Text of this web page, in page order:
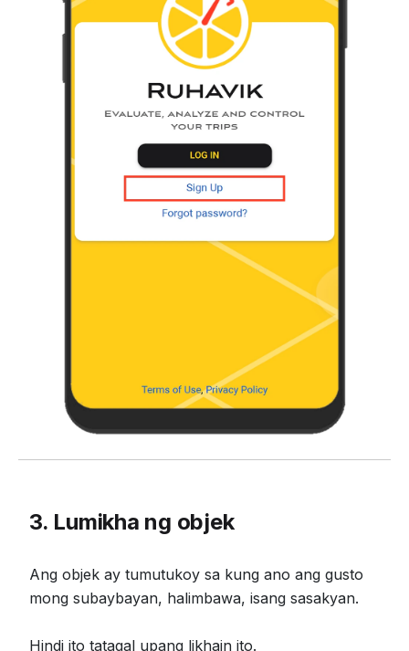
3. Lumikha ng objek
Ang objek ay tumutukoy sa kung ano ang gusto
mong subaybayan, halimbawa, isang sasakyan.
Hindi ito tatagal upang likhain ito.